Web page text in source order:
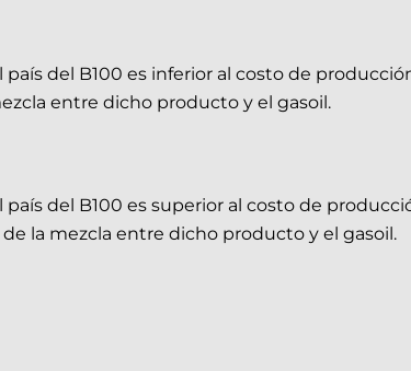
del B100 es inferior al costo de
entre dicho producto y el gasoil.
del B100 es superior al costo de
la mezcla entre dicho producto y el gasoil.